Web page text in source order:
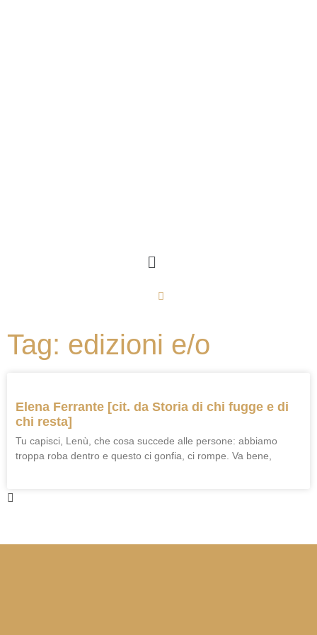
Tag: edizioni e/o
Elena Ferrante [cit. da Storia di chi fugge e di
chi resta]
Tu capisci, Lenù, che cosa succede alle persone: abbiamo
troppa roba dentro e questo ci gonfia, ci rompe. Va bene,